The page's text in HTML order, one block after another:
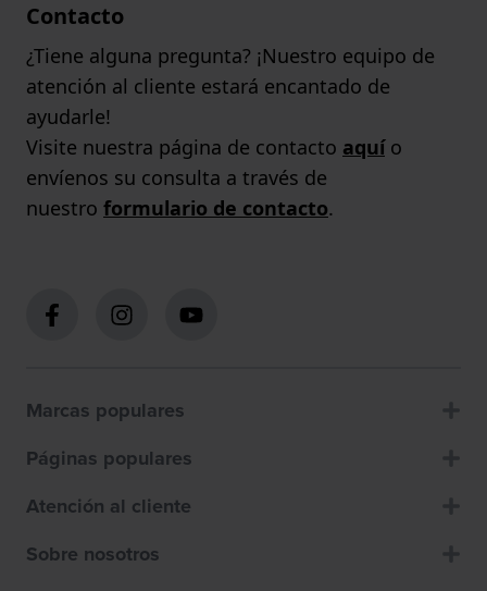
Contacto
¿Tiene alguna pregunta? ¡Nuestro equipo de
atención al cliente estará encantado de
ayudarle!
Visite nuestra página de contacto aquío
envíenos su consulta a través de
nuestro formulario de contacto.
Marcas populares
Páginas populares
Atención al cliente
Sobre nosotros